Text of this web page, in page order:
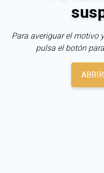
Para averiguar el motivo
pulsa el botón